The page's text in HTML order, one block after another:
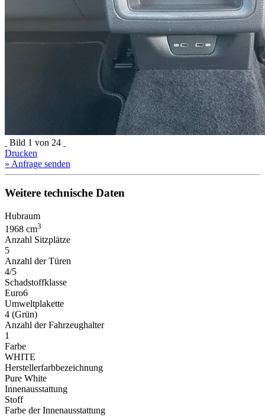
Bild 1 von 24
Drucken
» Anfrage senden
Weitere technische Daten
Hubraum
1968 cm3
Anzahl Sitzplätze
5
Anzahl der Türen
4/5
Schadstoffklasse
Euro6
Umweltplakette
4 (Grün)
Anzahl der Fahrzeughalter
1
Farbe
WHITE
Herstellerfarbbezeichnung
Pure White
Innenausstattung
Stoff
Farbe der Innenausstattung